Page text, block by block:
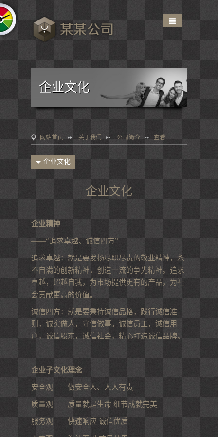
企业文化
网站首页 关于我们 公司简介 查看
企业文化
企业文化
企业精神
——“追求卓越、诚信四方”
追求卓越：就是要发扬尽职尽责的敬业精神，永
不自满的创新精神，创造一流的争先精神。追求
卓越，超越自我，为市场提供更有的产品，为社
会贡献更高的价值。
诚信四方：就是要秉持诚信品格，践行诚信准
则，诚实做人，守信做事。诚信员工，诚信用
户，诚信股东，诚信社会，精心打造诚信品牌。
企业子文化理念
安全观——做安全人、人人有责
质量观——质量就是生命 细节成就完美
服务观——快速响应 诚信优质